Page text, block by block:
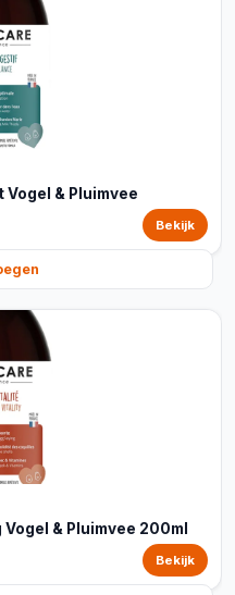
& Pluimvee
Bekijk
& Pluimvee 200ml
Bekijk